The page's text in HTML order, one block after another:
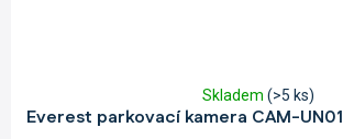
Everest parkovací kamera CAM-UN01
hodnocení
Skladem (>5 ks)